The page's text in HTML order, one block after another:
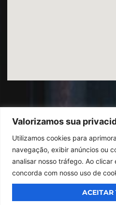
Valorizamos sua
Utilizamos cookies para
navegação, exibir anúncios ou
analisar nosso tráfego. Ao clicar
concorda com nosso uso de
ACEITAR
© 2026 Ibrac. Todos os
Design